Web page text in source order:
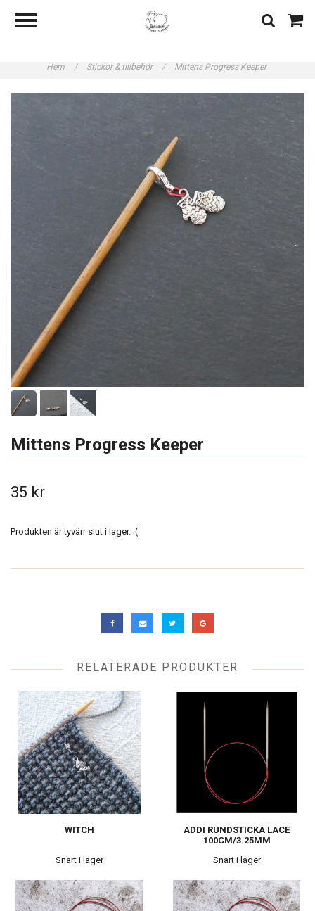
Hem / Stickor & tillbehör / Mittens Progress Keeper
Mittens Progress Keeper
35 kr
Produkten är tyvärr slut i lager. :(
RELATERADE PRODUKTER
WITCH
Snart i lager
ADDI RUNDSTICKA LACE
100CM/3.25MM
Snart i lager